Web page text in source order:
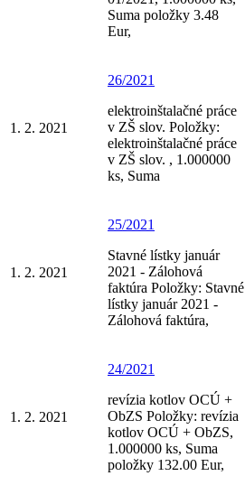
Suma položky 3.48
Eur,
1. 2. 2021
26/2021
elektroinštalačné práce
v ZŠ slov. Položky:
elektroinštalačné práce
v ZŠ slov. , 1.000000
ks, Suma
1. 2. 2021
25/2021
Stavné lístky január
2021 - Zálohová
faktúra Položky: Stavné
lístky január 2021 -
Zálohová faktúra,
1. 2. 2021
24/2021
revízia kotlov OCÚ +
ObZS Položky: revízia
kotlov OCÚ + ObZS,
1.000000 ks, Suma
položky 132.00 Eur,